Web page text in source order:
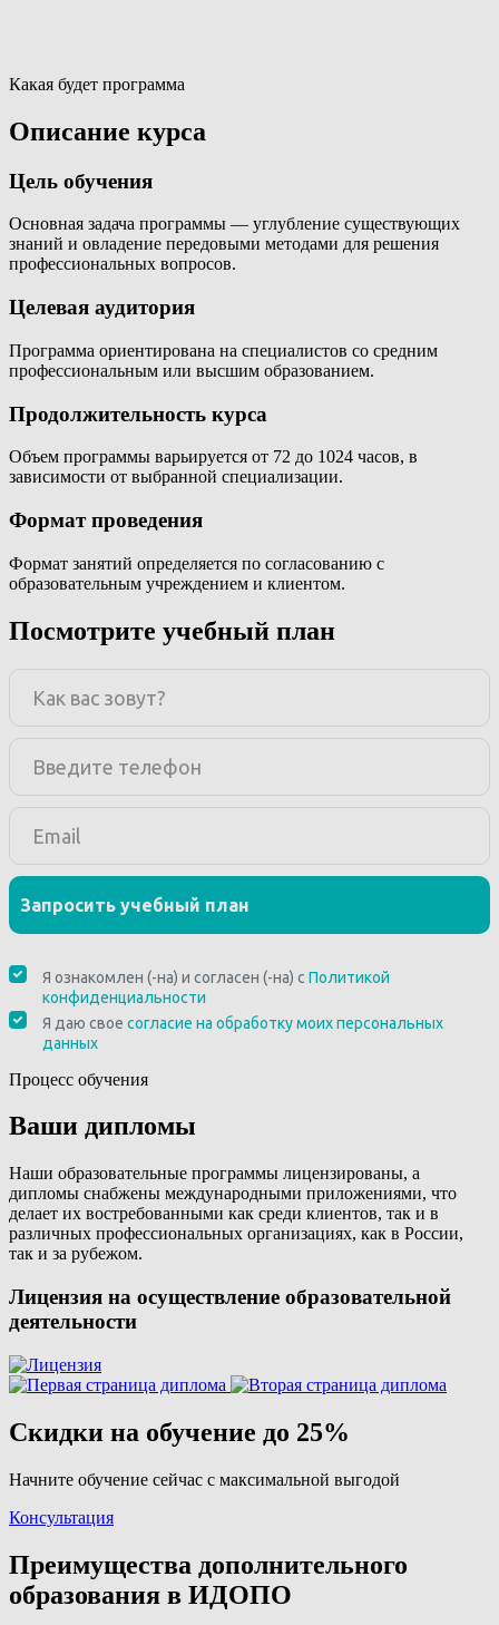
Какая будет программа
Описание курса
Цель обучения
Основная задача программы — углубление существующих
знаний и овладение передовыми методами для решения
профессиональных вопросов.
Целевая аудитория
Программа ориентирована на специалистов со средним
профессиональным или высшим образованием.
Продолжительность курса
Объем программы варьируется от 72 до 1024 часов, в
зависимости от выбранной специализации.
Формат проведения
Формат занятий определяется по согласованию с
образовательным учреждением и клиентом.
Посмотрите учебный план
Процесс обучения
Ваши дипломы
Наши образовательные программы лицензированы, а
дипломы снабжены международными приложениями, что
делает их востребованными как среди клиентов, так и в
различных профессиональных организациях, как в России,
так и за рубежом.
Лицензия на осуществление образовательной
деятельности
Скидки на обучение до 25%
Начните обучение сейчас с максимальной выгодой
Консультация
Преимущества дополнительного
образования в ИДОПО